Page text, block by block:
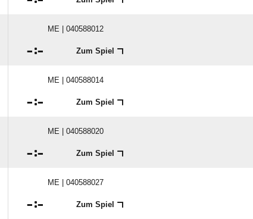
ME | 040588012
: Zum Spiel
ME | 040588014
: Zum Spiel
ME | 040588020
: Zum Spiel
ME | 040588027
: Zum Spiel